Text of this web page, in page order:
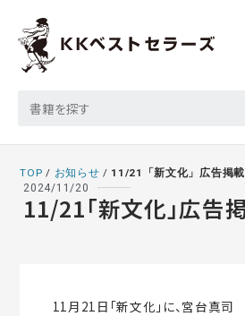
TOP / お知らせ / 11/21「新文化」広告掲載
2024/11/20
11/21「新文化」広告
11月21日「新文化」に、宮台真